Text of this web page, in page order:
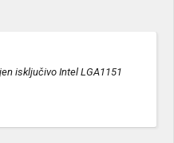
isključivo Intel LGA1151